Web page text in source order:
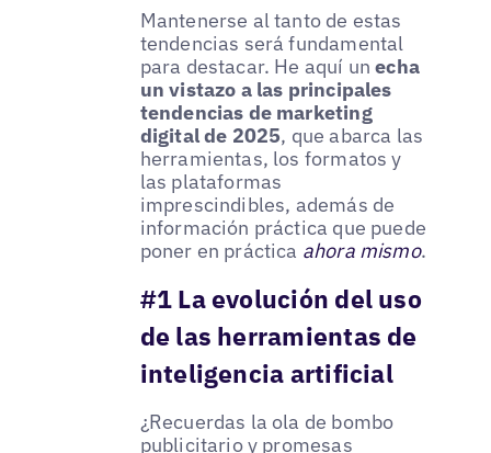
Mantenerse al tanto de estas
tendencias será fundamental
para destacar. He aquí unecha
un vistazo a las principales
tendencias de marketing
digital de 2025, que abarca las
herramientas, los formatos y
las plataformas
imprescindibles, además de
información práctica que puede
poner en práctica ahora mismo.
#1 La evolución del uso
de las herramientas de
inteligencia artificial
¿Recuerdas la ola de bombo
publicitario y promesas